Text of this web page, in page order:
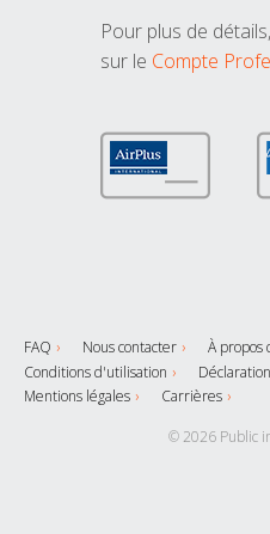
Pour plus de
sur le Compte
FAQ Nous contacter À propos
Conditions d'utilisation
Mentions légales
Carrières
© 2026 Public